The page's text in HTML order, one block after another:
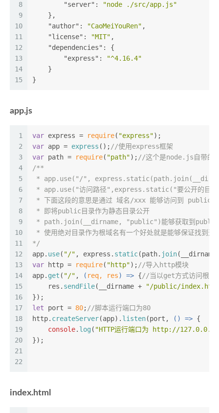
8
9
10
11
12
13
14
15
"server" :
"node ./src/app.js"
} ,
"author" : "CaoMeiYouRen" ,
"license" : "MIT" ,
"dependencies" :
{
"express" :
"^4.16.4"
}
}
app.js
1
2
3
4
5
6
7
8
9
10
11
12
13
14
15
16
17
18
19
20
21
22
var express = require( "express");
var app = express (); //使用express框架
var path = require( "path"); //这个是node.js自带的
/**
* app.use("/",
* app.use("访问路径",express.static("要公开的目
* 下面这段的意思是通过 域名/xxx 能够访问到 public/
* 即将public目录作为静态目录公开
* path.join(__dirname, "public")能够获取到public
* 使用绝对目录作为根域名有一个好处就是能够保证找到这
*/
app. use( "/" , express. static(path. join
var http = require( "http"); //导入http模块
app. get ( "/" , ( req, res) => {//当以get方式访问根
    res.
sendFile(__dirname +
"/public/
});
let port = 80; //脚本运行端口为80
http. createServer(app). listen(port, () => {
console. log( "HTTP运行端口为 http://
});
index.html